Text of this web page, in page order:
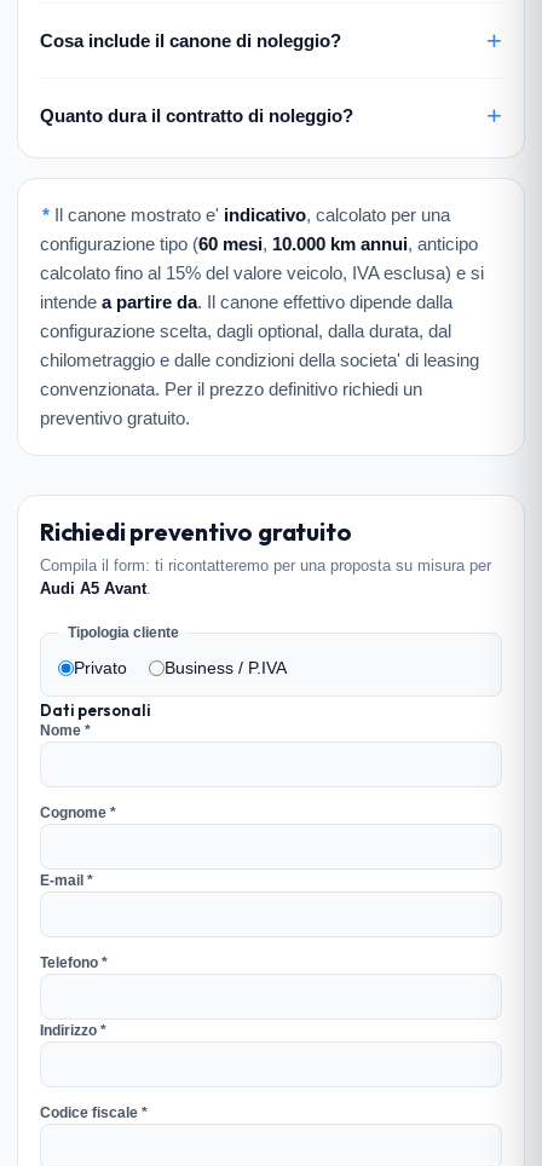
Cosa include il canone di noleggio?
Quanto dura il contratto di noleggio?
* Il canone mostrato e' indicativo, calcolato per una
configurazione tipo (60 mesi, 10.000 km annui, anticipo
calcolato fino al 15% del valore veicolo, IVA esclusa) e si
intende a partire da. Il canone effettivo dipende dalla
configurazione scelta, dagli optional, dalla durata, dal
chilometraggio e dalle condizioni della societa' di leasing
convenzionata. Per il prezzo definitivo richiedi un
preventivo gratuito.
Richiedi preventivo gratuito
Compila il form: ti ricontatteremo per una proposta su misura per
Audi A5 Avant.
Tipologia cliente
Privato Business / P.IVA
Dati personali
Nome *
Cognome *
E-mail *
Telefono *
Indirizzo *
Codice fiscale *